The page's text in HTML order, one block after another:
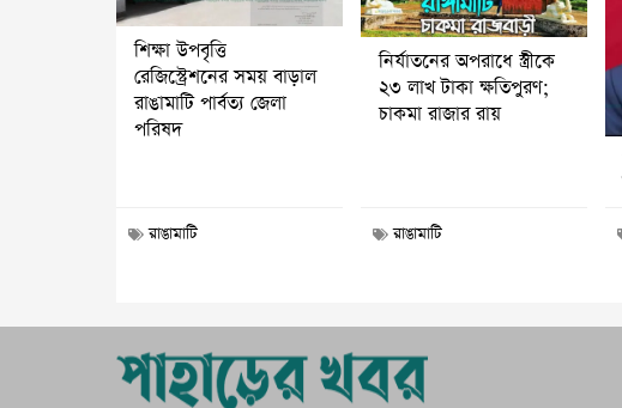
শিক্ষা উপবৃত্তি
রেজিস্ট্রেশনের সময় বাড়াল
রাঙামাটি পার্বত্য জেলা
পরিষদ
রাঙামাটি
নির্যাতনের অপরাধে স্ত্রীকে
২৩ লাখ টাকা ক্ষতিপুরণ;
চাকমা রাজার রায়
রাঙামাটি